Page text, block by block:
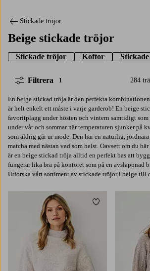
Stickade tröjor
Beige stickade tröjor
Stickade tröjor Koftor
284
Filtrera 1
En beige stickad tröja är den perfekta
är helt enkelt ett måste i varje garderob! En beige
favoritplagg under hösten och vintern samtidigt som
under vår och sommar när temperaturen sjunker på
som aldrig går ur mode. Den har en naturlig,
matcha med nästan vad som helst. Oavsett om du
är en beige stickad tröja alltid en perfekt bas att
fungerar lika bra på kontoret som på en avslappnad
Utforska vårt sortiment av stickade tröjor i beige till
Lägg till i